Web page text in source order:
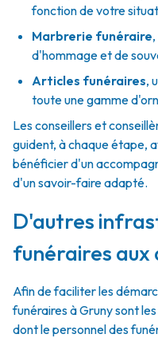
fonction de votre
Marbrerie funéraire,
d'hommage et de
Articles funéraires,
toute une gamme
Les conseillers et
guident, à chaque étape,
bénéficier d'un
d'un savoir-faire adapté.
D'autres
funéraires
Afin de faciliter les
funéraires à Gruny sont
dont le personnel des